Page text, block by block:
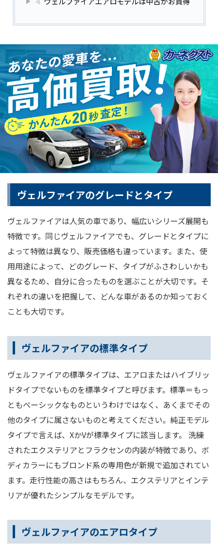
ヴェルファイアのグレードとタイプ
ヴェルファイアは人気の車であり、幅広いシリーズ展開も
特徴です。同じヴェルファイアでも、グレードとタイプに
よって特徴は異なり、販売価格も違っています。また、使
用用途によって、どのグレード、タイプがふさわしいかも
異なるため、自分に合ったものを選ぶことが大切です。そ
れぞれの違いを把握して、どんな車があるのか知っておく
ことも大切です。
ヴェルファイアの標準タイプ
ヴェルファイアの標準タイプは、エアロまたはハイブリッ
ドタイプでないものを標準タイプと呼びます。標準＝もっ
ともベーシックなものというわけではなく、あくまでその
他のタイプに属さないものと考えてください。純正モデル
タイプで言えば、XかVが標準タイプに該当します。 洗練
されたエクステリアとフラクセンの内装が特徴であり、ボ
ディカラーにもブロンド系の専用色が新規で追加されてい
ます。走行性能の高さはもちろん、エクステリアとインテ
リアが優れたシンプルなモデルです。
ヴェルファイアのエアロタイプ